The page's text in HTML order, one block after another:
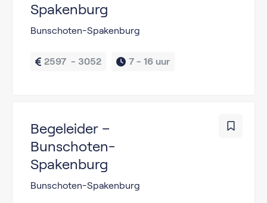
Spakenburg
Bunschoten-Spakenburg
2597  - 3052 7 - 16 uur
Begeleider –
Bunschoten-
Spakenburg
Bunschoten-Spakenburg